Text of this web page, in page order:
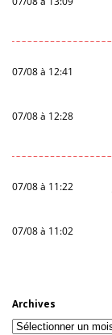
07/08 à 12:41
07/08 à 12:28
07/08 à 11:22
07/08 à 11:02
Archives
Archives